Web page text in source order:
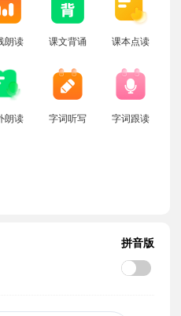
朗读 课文背诵 课本点读
朗读 字词听写 字词跟读
拼音版